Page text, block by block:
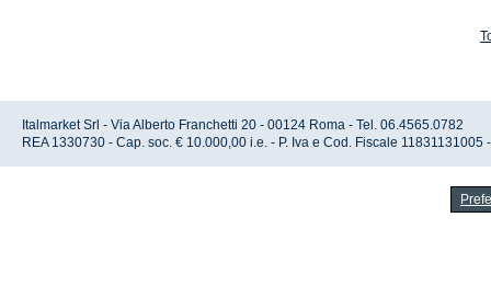
Italmarket Srl - Via Alberto Franchetti 20 - 00124 Roma - Tel. 06.4565.0782
REA 1330730 - Cap. soc. € 10.000,00 i.e. - P. Iva e Cod. Fiscale 11831131005